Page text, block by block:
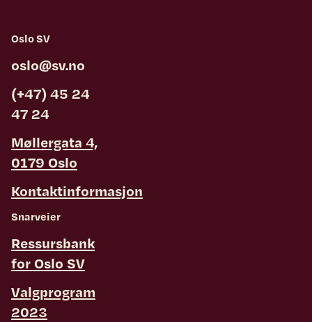
Oslo SV
oslo@sv.no
(+47) 45 24
47 24
Møllergata 4,
0179 Oslo
Kontaktinformasjon
Snarveier
Ressursbank
for Oslo SV
Valgprogram
2023